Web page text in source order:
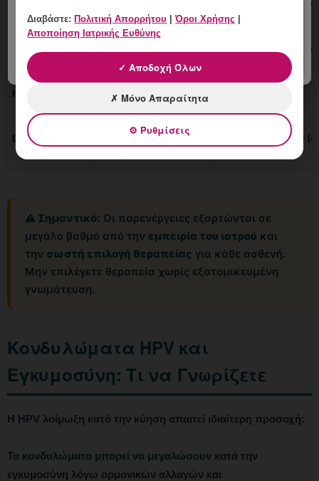
καύσου
Υποχρωμία δέρματος
ερυθρότητα
Βαθύτερη
εφαρμοστεί λάθος
Imiquimod
Ερυθρότητα, φαγούρα,
LEEP
Εκκρίσεις, ήπιος
Στένωση τραχήλου
⚠️ Σημαντικό: Οι παρενέργειες εξαρτώνται σε
μεγάλο βαθμό από την εμπειρία του ιατρού και
την σωστή επιλογή θεραπείας για κάθε ασθενή.
Μην επιλέγετε θεραπεία χωρίς εξατομικευμένη
γνωμάτευση.
Κονδυλώματα HPV και
Εγκυμοσύνη: Τι να Γνωρίζετε
Η HPV λοίμωξη κατά την κύηση απαιτεί ιδιαίτερη προσοχή:
Τα κονδυλώματα μπορεί να μεγαλώσουν κατά την
εγκυμοσύνη λόγω ορμονικών αλλαγών και
Διαβάστε:Πολιτική Απορρήτου |Όροι Χρήσης |
Αποποίηση Ιατρικής Ευθύνης
✓ Αποδοχή Όλων
✗ Μόνο Απαραίτητα
⚙ Ρυθμίσεις